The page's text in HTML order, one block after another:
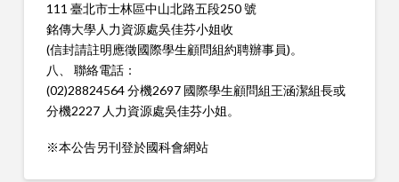
111 臺北市士林區中山北路五段250 號
銘傳大學人力資源處吳佳芬小姐收
(信封請註明應徵國際學生顧問組約聘辦事員)。
八、 聯絡電話：
(02)28824564 分機2697 國際學生顧問組王涵潔組長或
分機2227 人力資源處吳佳芬小姐。
※本公告另刊登於國科會網站